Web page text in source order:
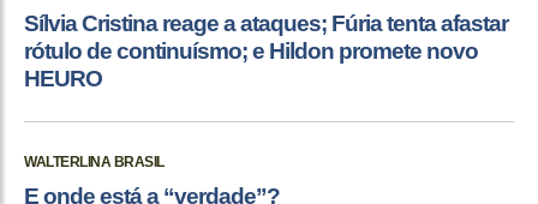
Sílvia Cristina reage a ataques; Fúria tenta afastar
rótulo de continuísmo; e Hildon promete novo
HEURO
WALTERLINA BRASIL
E onde está a “verdade”?